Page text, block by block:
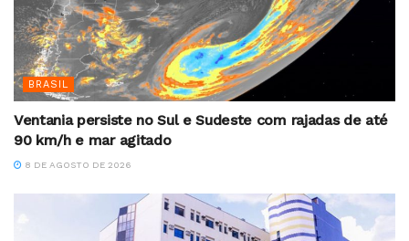
BRASIL
Ventania persiste no Sul e Sudeste com rajadas de até
90 km/h e mar agitado
8 DE AGOSTO DE 2026